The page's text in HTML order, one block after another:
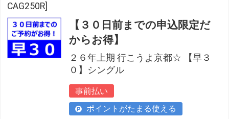
CAG250R]
【３０日前までの申込限定だ
からお得】
２６年上期 行こうよ京都☆ 【早３
０】シングル
事前払い
ポイントがたまる使える